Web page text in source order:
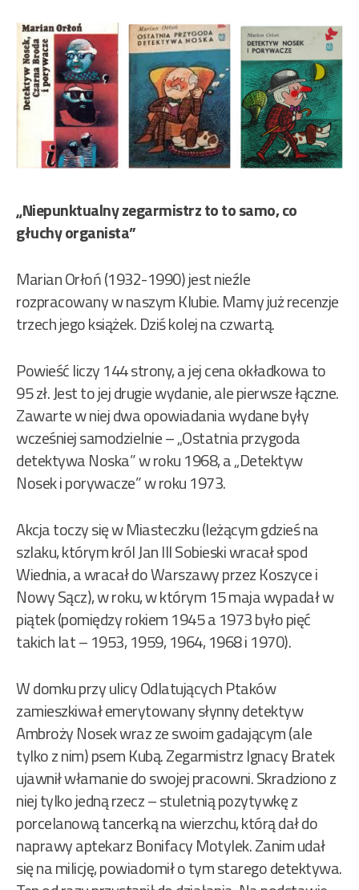
„Niepunktualny zegarmistrz to to samo, co
głuchy organista”
Marian Orłoń (1932-1990) jest nieźle
rozpracowany w naszym Klubie. Mamy już recenzje
trzech jego książek. Dziś kolej na czwartą.
Powieść liczy 144 strony, a jej cena okładkowa to
95 zł. Jest to jej drugie wydanie, ale pierwsze łączne.
Zawarte w niej dwa opowiadania wydane były
wcześniej samodzielnie – „Ostatnia przygoda
detektywa Noska” w roku 1968, a „Detektyw
Nosek i porywacze” w roku 1973.
Akcja toczy się w Miasteczku (leżącym gdzieś na
szlaku, którym król Jan III Sobieski wracał spod
Wiednia, a wracał do Warszawy przez Koszyce i
Nowy Sącz), w roku, w którym 15 maja wypadał w
piątek (pomiędzy rokiem 1945 a 1973 było pięć
takich lat – 1953, 1959, 1964, 1968 i 1970).
W domku przy ulicy Odlatujących Ptaków
zamieszkiwał emerytowany słynny detektyw
Ambroży Nosek wraz ze swoim gadającym (ale
tylko z nim) psem Kubą. Zegarmistrz Ignacy Bratek
ujawnił włamanie do swojej pracowni. Skradziono z
niej tylko jedną rzecz – stuletnią pozytywkę z
porcelanową tancerką na wierzchu, którą dał do
naprawy aptekarz Bonifacy Motylek. Zanim udał
się na milicję, powiadomił o tym starego detektywa.